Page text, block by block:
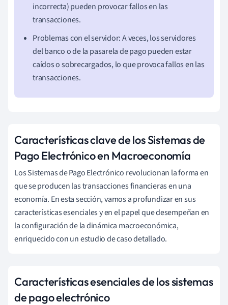
incorrecta) pueden provocar fallos en las
transacciones.
Problemas con el servidor: A veces, los servidores
del banco o de la pasarela de pago pueden estar
caídos o sobrecargados, lo que provoca fallos en las
transacciones.
Características clave de los Sistemas de
Pago Electrónico en Macroeconomía
Los Sistemas de Pago Electrónico revolucionan la forma en
que se producen las transacciones financieras en una
economía. En esta sección, vamos a profundizar en sus
características esenciales y en el papel que desempeñan en
la configuración de la dinámica macroeconómica,
enriquecido con un estudio de caso detallado.
Características esenciales de los sistemas
de pago electrónico